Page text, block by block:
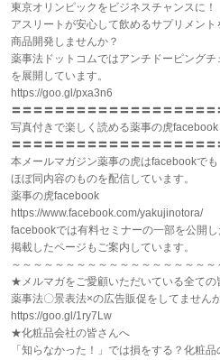
東京オリンピックをビジネスチャンスに！
アスリートが安心して飲めるサプリメント
商品開発しませんか？
薬事法ドットコムではアンチドーピングチ
を展開しています。
https://goo.gl/pxa3n6
〓〓〓〓〓〓〓〓〓〓〓〓〓〓〓〓〓〓〓
写真付きで楽しく読める薬事の虎facebook
〓〓〓〓〓〓〓〓〓〓〓〓〓〓〓〓〓〓〓
本メールマガジン薬事の虎はfacebookでも
ほぼ同内容のものを配信しています。
薬事の虎facebook
https://www.facebook.com/yakujinotora/
facebookでは有料セミナーの一部を公開し
掲載したページもご案内しています。
～～～～～～～～～～～～～～～～～～～
★メルマガをご愛顧いただいている全ての
薬事法〇景表法×の広告販促をしてません
https://goo.gl/1ry7Lw
★化粧品会社の皆さんへ
「知らなかった！」では損をする？化粧